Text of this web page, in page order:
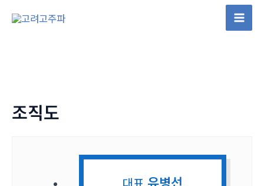
Main
조직도
유병선